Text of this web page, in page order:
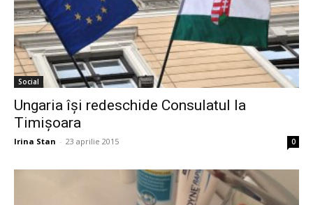
Social
Ungaria își redeschide Consulatul la
Timișoara
Irina Stan - 23 aprilie 2015 0